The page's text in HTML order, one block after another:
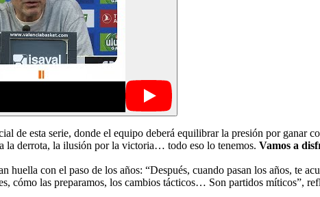
de esta serie, donde el equipo deberá equilibrar la presión por ganar
la derrota, la ilusión por la victoria… todo eso lo tenemos. Vamos a
huella con el paso de los años: “Después, cuando pasan los años, te
cómo las preparamos, los cambios tácticos… Son partidos míticos”,